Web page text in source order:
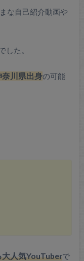
な自己紹介動画や
した。
奈川県出身の可能
人気YouTuberで